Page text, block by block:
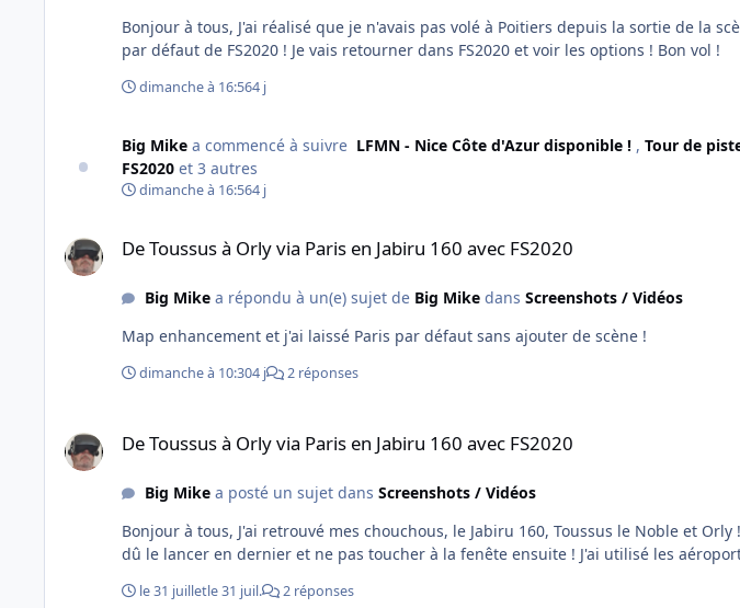
Bonjour à tous, J'ai réalisé que je n'avais pas volé à Poitiers depuis la sortie de la
par défaut de FS2020 ! Je vais retourner dans FS2020 et voir les options ! Bon vol !
dimanche à 16:564 j
Big Mike a commencé à suivre LFMN - Nice Côte d'Azur disponible ! , Tour de
FS2020 et 3 autres
dimanche à 16:564 j
De Toussus à Orly via Paris en Jabiru 160 avec FS2020
Big Mikea répondu à un(e) sujet de Big Mikedans Screenshots / Vidéos
Map enhancement et j'ai laissé Paris par défaut sans ajouter de scène !
dimanche à 10:304 j 2 réponses
De Toussus à Orly via Paris en Jabiru 160 avec FS2020
Big Mikea posté un sujet dans Screenshots / Vidéos
Bonjour à tous, J'ai retrouvé mes chouchous, le Jabiru 160, Toussus le Noble et
le 31 juilletle 31 juil. 2 réponses